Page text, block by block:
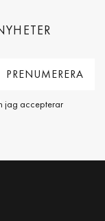
jag accepterar